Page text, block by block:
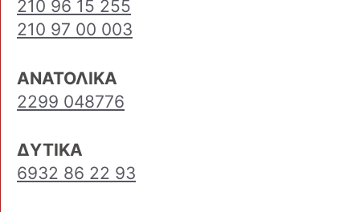
210 96 15 255
210 97 00 003
ΑΝΑΤΟΛΙΚΑ
2299 048776
ΔΥΤΙΚΑ
6932 86 22 93